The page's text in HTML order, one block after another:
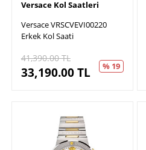
Versace Kol Saatleri
Versace VRSCVEVI00220
Erkek Kol Saati
41,390.00TL
33,190.00TL % 19